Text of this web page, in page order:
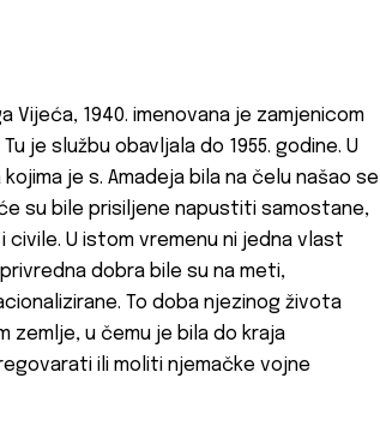
Vijeća, 1940. imenovana je zamjenicom
je službu obavljala do 1955. godine. U
je s. Amadeja bila na čelu našao se
su bile prisiljene napustiti samostane,
U istom vremenu ni jedna vlast
dobra bile su na meti,
To doba njezinog života
zemlje, u čemu je bila do kraja
ili moliti njemačke vojne